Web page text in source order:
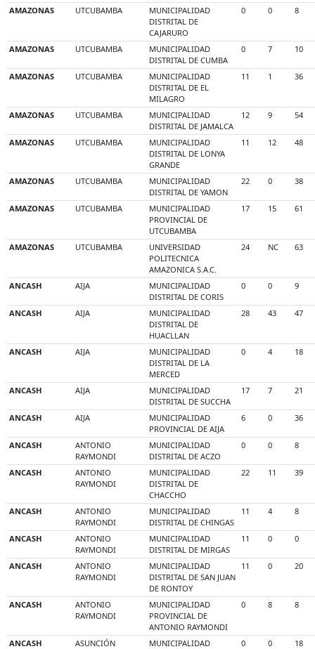
AMAZONAS UTCUBAMBA
MUNICIPALIDAD
DISTRITAL DE
CAJARURO
0 0 8
AMAZONAS UTCUBAMBA
MUNICIPALIDAD
DISTRITAL DE CUMBA
0 7 10
AMAZONAS UTCUBAMBA
MUNICIPALIDAD
DISTRITAL DE EL
MILAGRO
11 1 36
AMAZONAS UTCUBAMBA
MUNICIPALIDAD
DISTRITAL DE JAMALCA
12 9 54
AMAZONAS UTCUBAMBA
MUNICIPALIDAD
DISTRITAL DE LONYA
GRANDE
11 12 48
AMAZONAS UTCUBAMBA
MUNICIPALIDAD
DISTRITAL DE YAMON
22 0 38
AMAZONAS UTCUBAMBA
MUNICIPALIDAD
PROVINCIAL DE
UTCUBAMBA
17 15 61
AMAZONAS UTCUBAMBA
UNIVERSIDAD
POLITECNICA
AMAZONICA S.A.C.
24 NC 63
ANCASH AIJA
MUNICIPALIDAD
DISTRITAL DE CORIS
0 0 9
ANCASH AIJA
MUNICIPALIDAD
DISTRITAL DE
HUACLLAN
28 43 47
ANCASH AIJA
MUNICIPALIDAD
DISTRITAL DE LA
MERCED
0 4 18
ANCASH AIJA
MUNICIPALIDAD
DISTRITAL DE SUCCHA
17 7 21
ANCASH AIJA
MUNICIPALIDAD
PROVINCIAL DE AIJA
6 0 36
ANCASH
ANTONIO
RAYMONDI
MUNICIPALIDAD
DISTRITAL DE ACZO
0 0 8
ANCASH
ANTONIO
RAYMONDI
MUNICIPALIDAD
DISTRITAL DE
CHACCHO
22 11 39
ANCASH
ANTONIO
RAYMONDI
MUNICIPALIDAD
DISTRITAL DE CHINGAS
11 4 8
ANCASH
ANTONIO
RAYMONDI
MUNICIPALIDAD
DISTRITAL DE MIRGAS
11 0 0
ANCASH
ANTONIO
RAYMONDI
MUNICIPALIDAD
DISTRITAL DE SAN JUAN
DE RONTOY
11 0 20
ANCASH
ANTONIO
RAYMONDI
MUNICIPALIDAD
PROVINCIAL DE
ANTONIO RAYMONDI
0 8 8
ANCASH ASUNCIÓN
MUNICIPALIDAD
0 0 18